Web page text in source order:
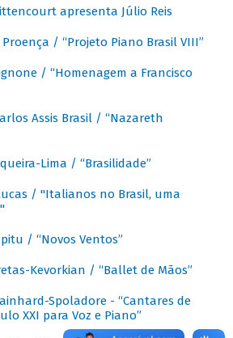
apresenta Júlio Reis
/ “Projeto Piano Brasil VIII”
/ “Homenagem a Francisco
Assis Brasil / “Nazareth
Lima / “Brasilidade”
/ "Italianos no Brasil, uma
/ “Novos Ventos”
Kevorkian / “Ballet de Mãos”
Spoladore - “Cantares de
XXI para Voz e Piano”